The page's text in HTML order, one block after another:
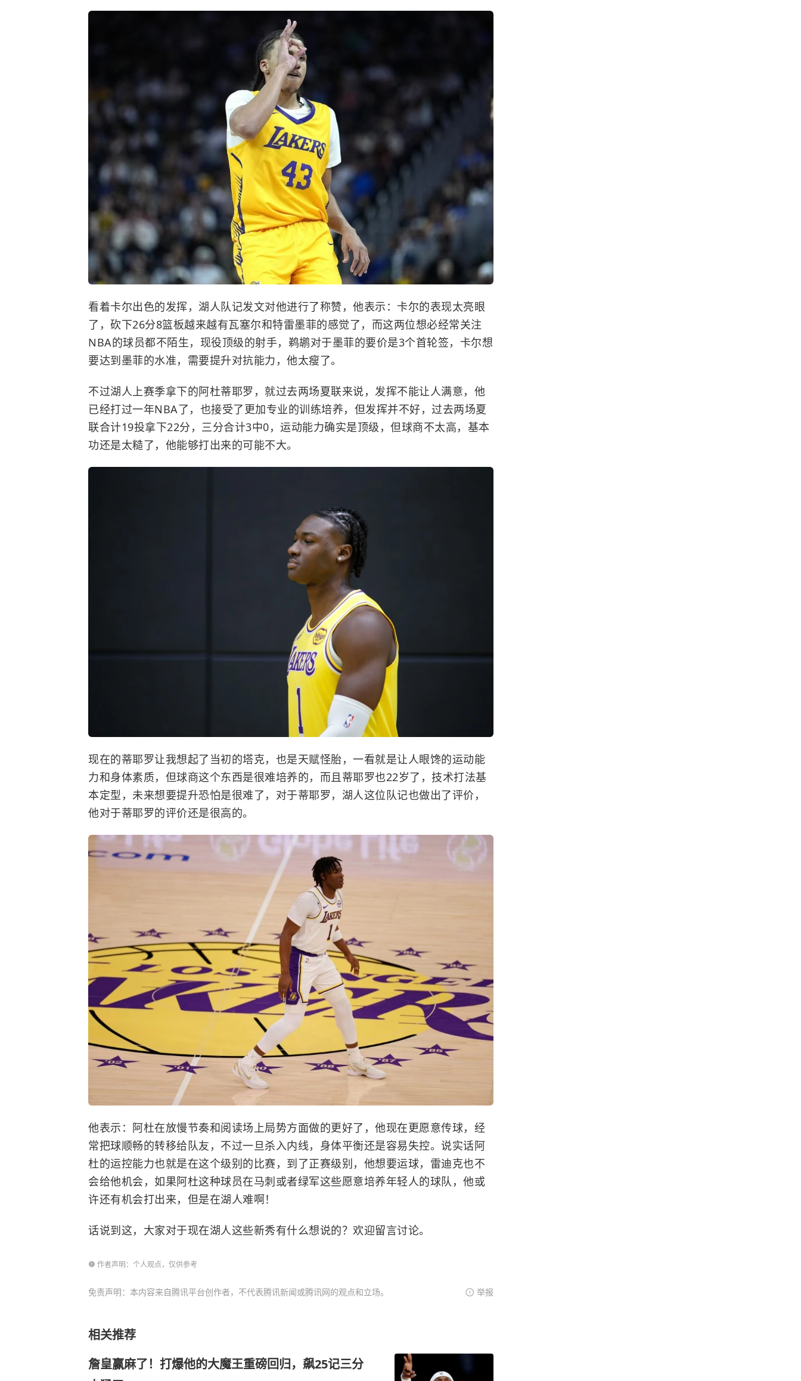
看着卡尔出色的发挥，湖人队记发文对他进行了称赞，他表示：卡尔的表现太亮眼
了，砍下26分8篮板越来越有瓦塞尔和特雷墨菲的感觉了，而这两位想必经常关注
NBA的球员都不陌生，现役顶级的射手， 鹈鹕对于墨菲的要价是3个首轮签，卡尔想
要达到墨菲的水准，需要提升对抗能力，他太瘦了。
不过湖人上赛季拿下的阿杜蒂耶罗，就过去两场夏联来说，发挥不能让人满意，他
已经打过一年NBA了，也接受了更加专业的训练培养，但发挥并不好，过去两场夏
联合计19投拿下22分，三分合计3中0，运动能力确实是顶级，但球商不太高，基本
功还是太糙了，他能够打出来的可能不大。
现在的蒂耶罗让我想起了当初的塔克，也是天赋怪胎，一看就是让人眼馋的运动能
力和身体素质，但球商这个东西是很难培养的，而且蒂耶罗也22岁了，技术打法基
本定型，未来想要提升恐怕是很难了，对于蒂耶罗，湖人这位队记也做出了评价，
他对于蒂耶罗的评价还是很高的。
他表示：阿杜在放慢节奏和阅读场上局势方面做的更好了，他现在更愿意传球，经
常把球顺畅的转移给队友，不过一旦杀入内线，身体平衡还是容易失控。说实话阿
杜的运控能力也就是在这个级别的比赛，到了正赛级别，他想要运球，雷迪克也不
会给他机会，如果阿杜这种球员在马刺或者绿军这些愿意培养年轻人的球队，他或
许还有机会打出来，但是在湖人难啊！
话说到这，大家对于现在湖人这些新秀有什么想说的？欢迎留言讨论。
作者声明：个人观点，仅供参考
免责声明：本内容来自腾讯平台创作者，不代表腾讯新闻或腾讯网的观点和立场。 举报
相关推荐
詹皇赢麻了！打爆他的大魔王重磅回归，飙25记三分